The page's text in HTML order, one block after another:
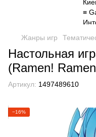
Жанры игр
Настольная
(Ramen!
Артикул: 1497489610
−16%